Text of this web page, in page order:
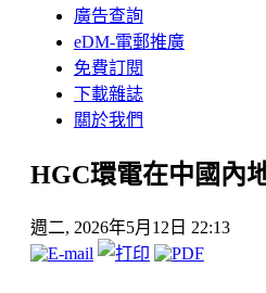
廣告查詢
eDM-電郵推廣
免費訂閱
下載雜誌
關於我們
HGC環電在中國內
週二, 2026年5月12日 22:13